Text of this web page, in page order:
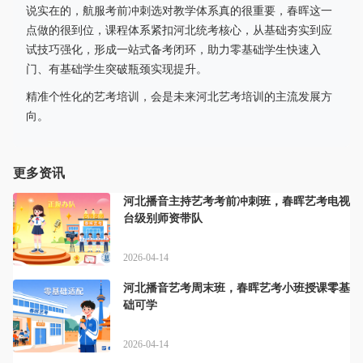
说实在的，航服考前冲刺选对教学体系真的很重要，春晖这一
点做的很到位，课程体系紧扣河北统考核心，从基础夯实到应
试技巧强化，形成一站式备考闭环，助力零基础学生快速入
门、有基础学生突破瓶颈实现提升。
精准个性化的艺考培训，会是未来河北艺考培训的主流发展方
向。
更多资讯
河北播音主持艺考考前冲刺班，春晖艺考电视
台级别师资带队
2026-04-14
河北播音艺考周末班，春晖艺考小班授课零基
础可学
2026-04-14